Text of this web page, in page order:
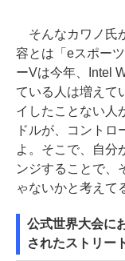
そんなカワノ氏
容とは「eスポー
ーVは今年、Intel
ている人は増えて
イしたことない人
ドルが、コントロ
よ。そこで、自分
ンジすることで、
ゃないかと考えて
公式世界大会に
されたストリー